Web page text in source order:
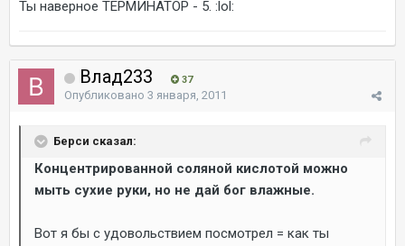
Ты наверное ТЕРМИНАТОР - 5. :lol:
Влад233 37
Опубликовано 3 января, 2011
Берси сказал:
Концентрированной соляной кислотой можно
мыть сухие руки, но не дай бог влажные.
Вот я бы с удовольствием посмотрел = как ты